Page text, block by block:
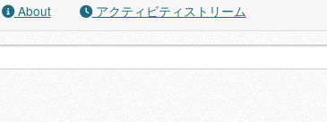
About アクティビティストリーム